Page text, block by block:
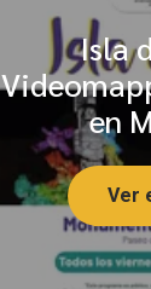
Isla
en
Ver